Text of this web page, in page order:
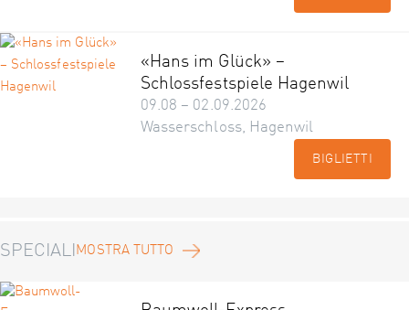
«Hans im Glück» –
Schlossfestspiele Hagenwil
09.08 – 02.09.2026
Wasserschloss, Hagenwil
BIGLIETTI
SPECIALIMOSTRA TUTTO